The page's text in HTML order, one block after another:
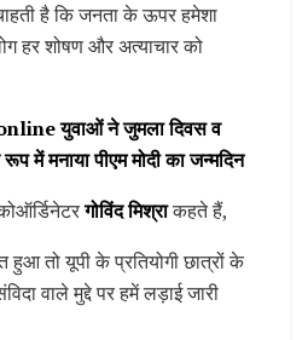
है कि जनता के ऊपर हमेशा
हर शोषण और अत्याचार को
युवाओं ने जुमला दिवस व
में मनाया पीएम मोदी का जन्मदिन
गोविंद मिश्राकहते हैं,
हुआ तो यूपी के प्रतियोगी छात्रों के
वाले मुद्दे पर हमें लड़ाई जारी